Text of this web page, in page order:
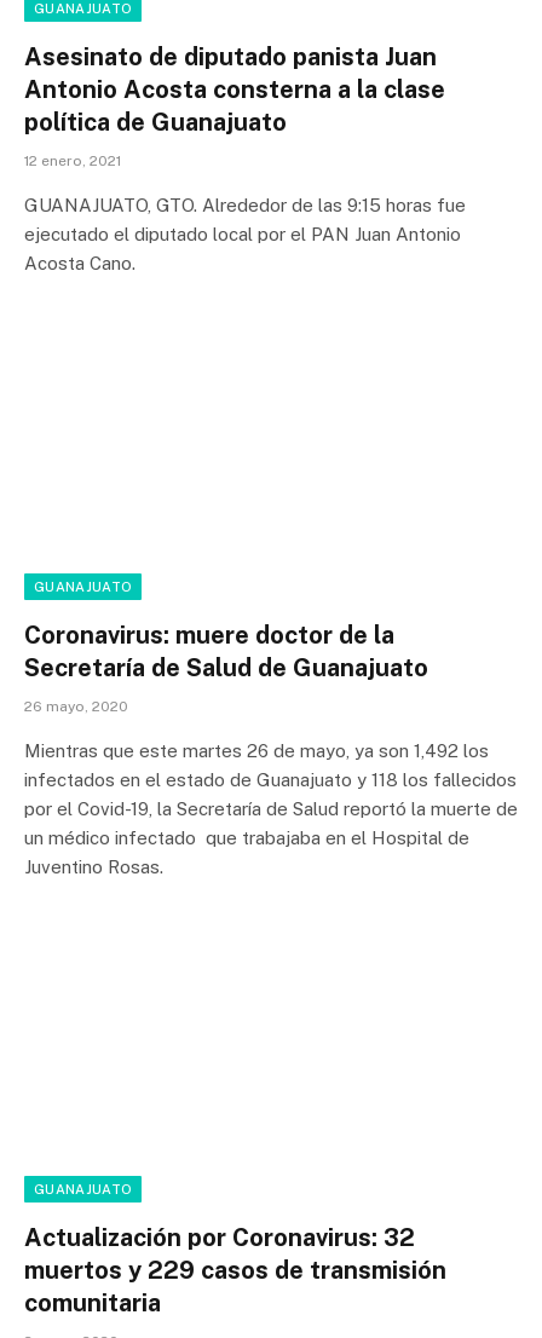
GUANAJUATO
Asesinato de diputado panista Juan
Antonio Acosta consterna a la clase
política de Guanajuato
12 enero, 2021
GUANAJUATO, GTO. Alrededor de las 9:15 horas fue
ejecutado el diputado local por el PAN Juan Antonio
Acosta Cano.
GUANAJUATO
Coronavirus: muere doctor de la
Secretaría de Salud de Guanajuato
26 mayo, 2020
Mientras que este martes 26 de mayo, ya son 1,492 los
infectados en el estado de Guanajuato y 118 los fallecidos
por el Covid-19, la Secretaría de Salud reportó la muerte de
un médico infectado que trabajaba en el Hospital de
Juventino Rosas.
GUANAJUATO
Actualización por Coronavirus: 32
muertos y 229 casos de transmisión
comunitaria